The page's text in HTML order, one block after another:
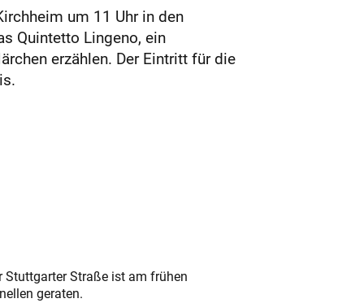
um 11 Uhr in den
Quintetto Lingeno, ein
erzählen. Der Eintritt für die
Straße ist am frühen
geraten.